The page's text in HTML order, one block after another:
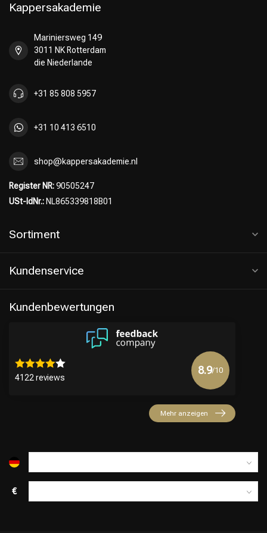
Kappersakademie
Mariniersweg 149
3011 NK Rotterdam
die Niederlande
+31 85 808 5957
+31 10 413 6510
shop@kappersakademie.nl
Register NR:90505247
USt-IdNr.: NL865339818B01
Sortiment
Kundenservice
Kundenbewertungen
4122 reviews
8.9/10
Mehr anzeigen
€